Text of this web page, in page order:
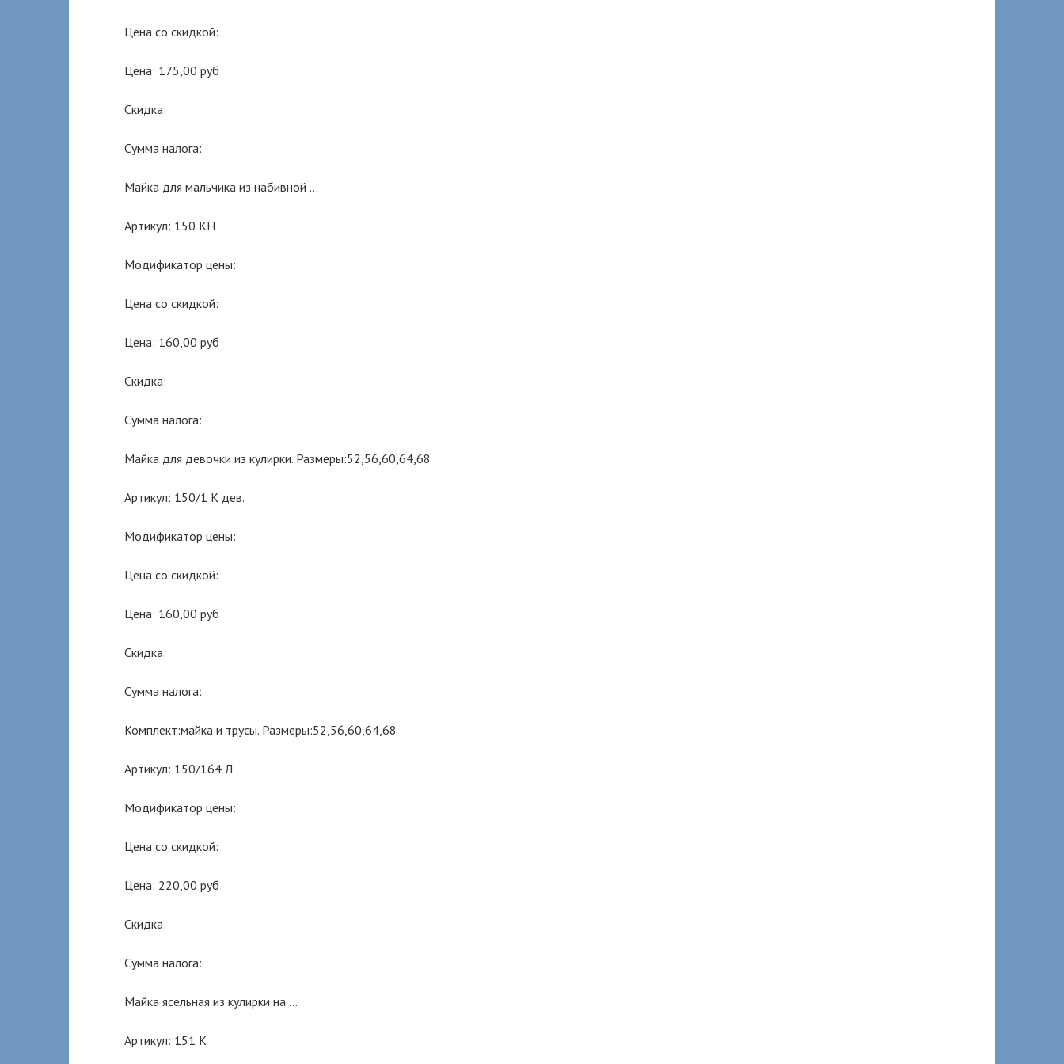
Цена со скидкой:
Цена: 175,00 руб
Скидка:
Сумма налога:
Майка для мальчика из набивной …
Артикул: 150 КН
Модификатор цены:
Цена со скидкой:
Цена: 160,00 руб
Скидка:
Сумма налога:
Майка для девочки из кулирки. Размеры:52,56,60,64,68
Артикул: 150/1 К дев.
Модификатор цены:
Цена со скидкой:
Цена: 160,00 руб
Скидка:
Сумма налога:
Комплект:майка и трусы. Размеры:52,56,60,64,68
Артикул: 150/164 Л
Модификатор цены:
Цена со скидкой:
Цена: 220,00 руб
Скидка:
Сумма налога:
Майка ясельная из кулирки на …
Артикул: 151 К